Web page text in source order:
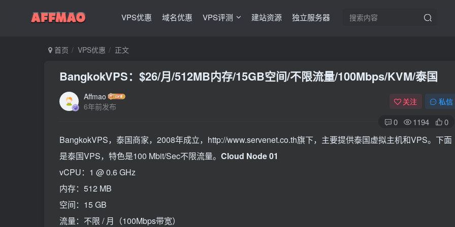
VPS优惠 域名优惠 VPS评测 建站资源 独立服务器
首页 VPS优惠 正文
BangkokVPS：$26/月/512MB内存/15GB空间/不限流量/100Mbps/KVM/泰国
Affmao
6年前发布
关注 私信
0 1194 0
BangkokVPS，泰国商家，2008年成立，http://www.servenet.co.th旗下，主要提供泰国虚拟主机和VPS。下面
是泰国VPS，特色是100 Mbit/Sec不限流量。 Cloud Node 01
vCPU：1 @ 0.6 GHz
内存：512 MB
空间：15 GB
流量：不限 / 月（100Mbps带宽）